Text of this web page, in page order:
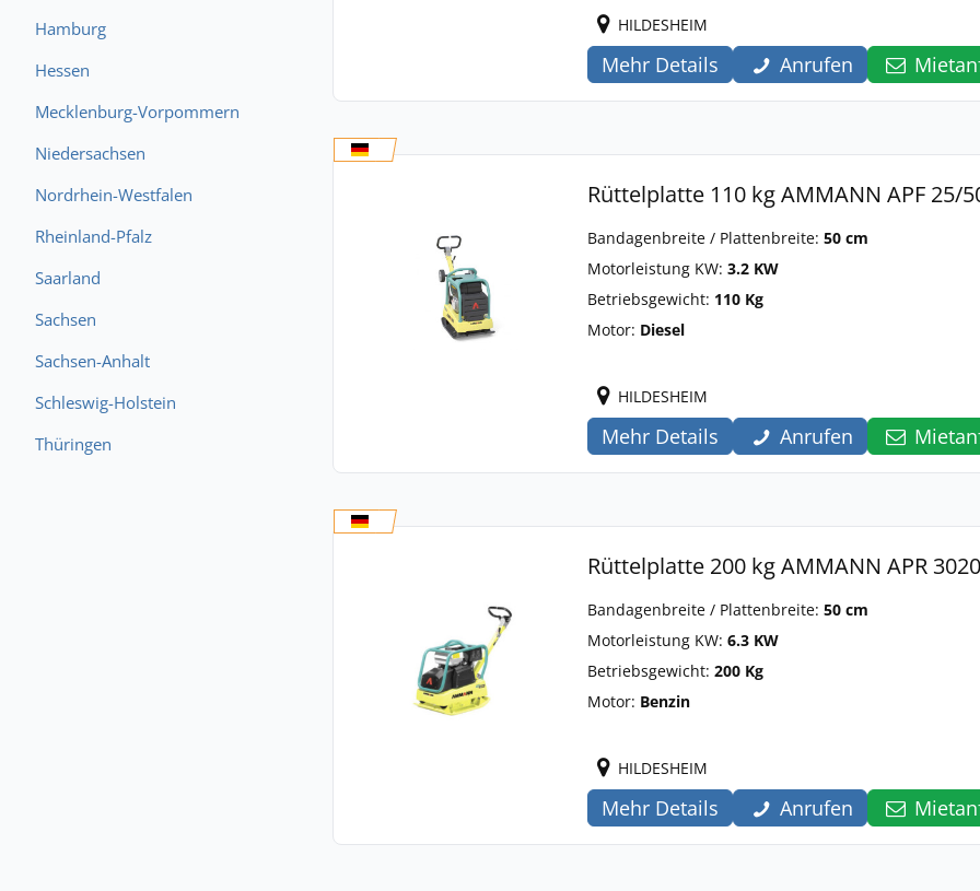
Hamburg
Hessen
Mecklenburg-Vorpommern
Niedersachsen
Nordrhein-Westfalen
Rheinland-Pfalz
Saarland
Sachsen
Sachsen-Anhalt
Schleswig-Holstein
Thüringen
HILDESHEIM
Mehr Details Anrufen
Rüttelplatte 110 kg AMMANN APF 25/
Bandagenbreite / Plattenbreite: 50 cm
Motorleistung KW: 3.2 KW
Betriebsgewicht: 110 Kg
Motor: Diesel
HILDESHEIM
Mehr Details Anrufen
Rüttelplatte 200 kg AMMANN APR 3020
Bandagenbreite / Plattenbreite: 50 cm
Motorleistung KW: 6.3 KW
Betriebsgewicht: 200 Kg
Motor: Benzin
HILDESHEIM
Mehr Details Anrufen